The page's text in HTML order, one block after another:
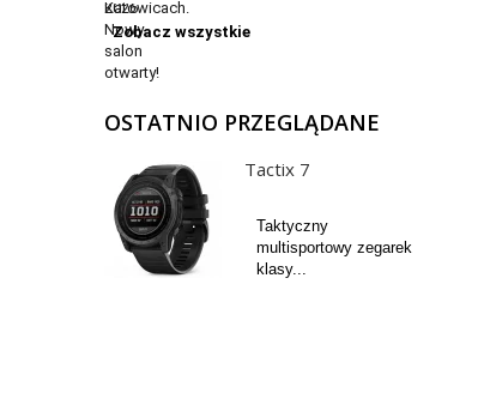
Zobacz wszystkie
OSTATNIO PRZEGLĄDANE
Tactix 7
Taktyczny
multisportowy zegarek
klasy...